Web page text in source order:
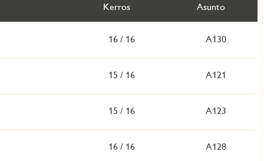
Kerros Asunto
16 / 16 A130
15 / 16 A121
15 / 16 A123
16 / 16 A128